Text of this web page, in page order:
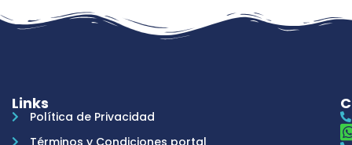
Links
Política de Privacidad
Términos y Condiciones portal